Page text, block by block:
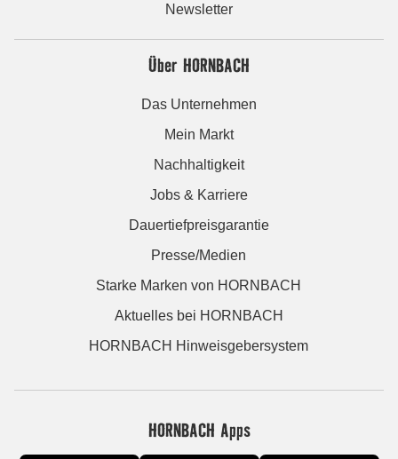
Newsletter
Über HORNBACH
Das Unternehmen
Mein Markt
Nachhaltigkeit
Jobs & Karriere
Dauertiefpreisgarantie
Presse/Medien
Starke Marken von HORNBACH
Aktuelles bei HORNBACH
HORNBACH Hinweisgebersystem
HORNBACH Apps